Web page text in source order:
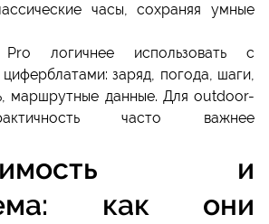
часы, сохраняя умные
логичнее использовать с
заряд, погода, шаги,
маршрутные данные. Для outdoor-
часто важнее
и
как они